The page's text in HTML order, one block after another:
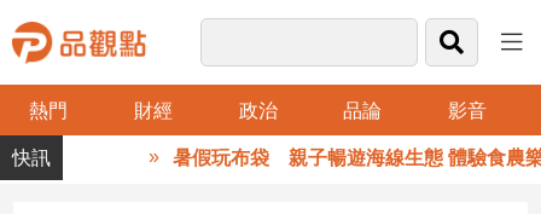
熱門 財經 政治 品論 影音
品
觀
暑假玩布袋 親子暢遊海線生態 體驗食農樂